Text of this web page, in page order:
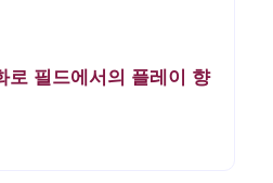
로 필드에서의 플레이 향